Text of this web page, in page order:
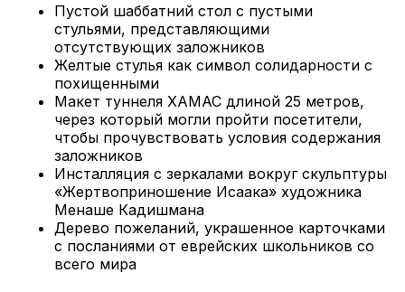
Пустой шаббатний стол с пустыми
стульями, представляющими
отсутствующих заложников
Желтые стулья как символ солидарности с
похищенными
Макет туннеля ХАМАС длиной 25 метров,
через который могли пройти посетители,
чтобы прочувствовать условия содержания
заложников
Инсталляция с зеркалами вокруг скульптуры
«Жертвоприношение Исаака» художника
Менаше Кадишмана
Дерево пожеланий, украшенное карточками
с посланиями от еврейских школьников со
всего мира